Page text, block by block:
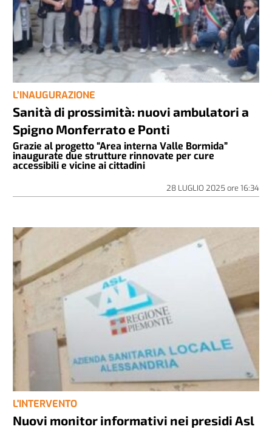
L’INAUGURAZIONE
Sanità di prossimità: nuovi ambulatori a
Spigno Monferrato e Ponti
Grazie al progetto “Area interna Valle Bormida”
inaugurate due strutture rinnovate per cure
accessibili e vicine ai cittadini
28 LUGLIO 2025ore 16:34
L'INTERVENTO
Nuovi monitor informativi nei presidi Asl